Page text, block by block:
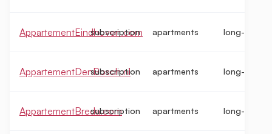
AppartementEindhoven.com
subscription apartments long-term
AppartementDenBosch.nl
subscription apartments long-term
AppartementBreda.com
subscription apartments long-term